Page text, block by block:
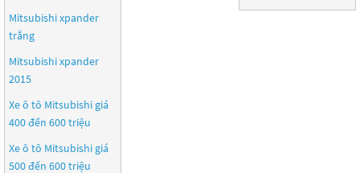
Mitsubishi xpander
trắng
Mitsubishi xpander
2015
Xe ô tô Mitsubishi giá
400 đến 600 triệu
Xe ô tô Mitsubishi giá
500 đến 600 triệu